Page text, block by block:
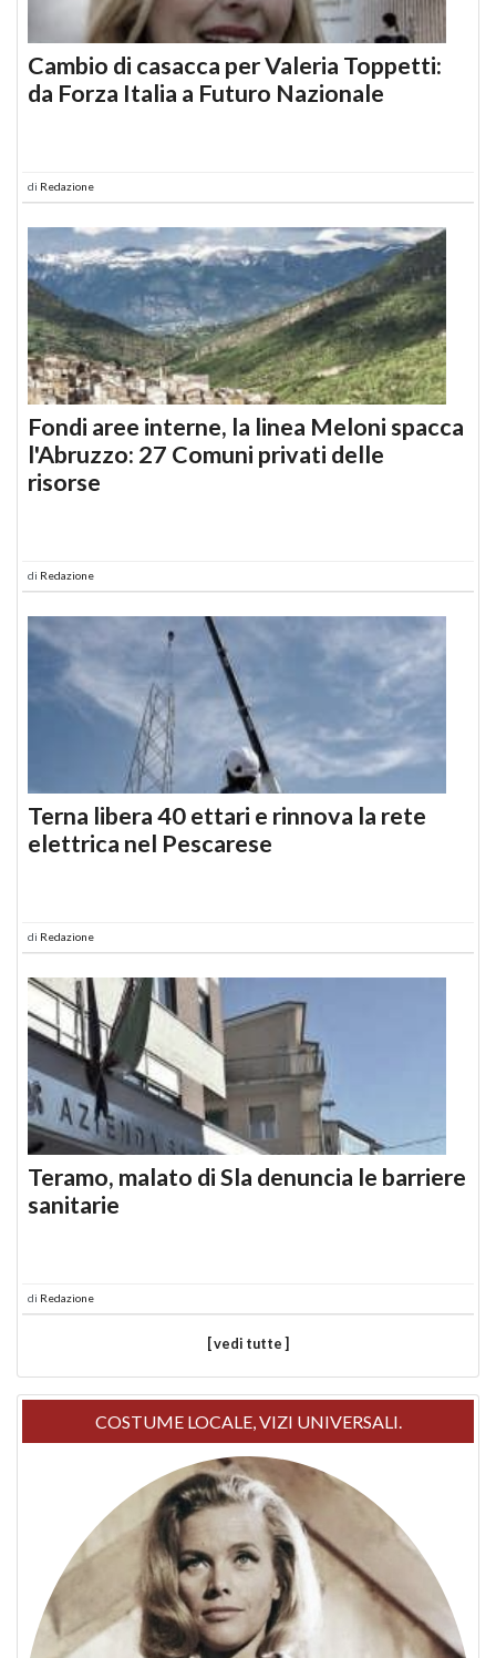
Cambio di casacca per Valeria Toppetti:
da Forza Italia a Futuro Nazionale
di Redazione
Fondi aree interne, la linea Meloni spacca
l'Abruzzo: 27 Comuni privati delle
risorse
di Redazione
Terna libera 40 ettari e rinnova la rete
elettrica nel Pescarese
di Redazione
Teramo, malato di Sla denuncia le barriere
sanitarie
di Redazione
[ vedi tutte ]
COSTUME LOCALE, VIZI UNIVERSALI.